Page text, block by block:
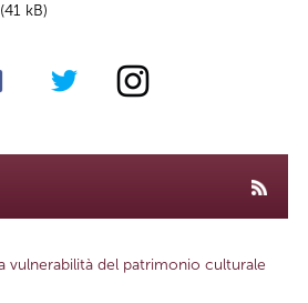
(41 kB)
vulnerabilità del patrimonio culturale